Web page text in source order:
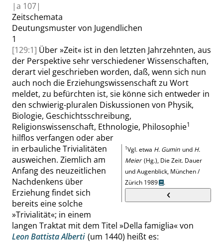
|a 107|
Zeitschemata
Deutungsmuster von Jugendlichen
1
[129:1] Über»Zeit« ist in den letzten Jahrzehnten, aus
der Perspektive sehr verschiedener Wissenschaften,
derart viel geschrieben worden, daß, wenn sich nun
auch noch die Erziehungswissenschaft zu Wort
meldet, zu befürchten ist, sie könne sich entweder in
den schwierig-pluralen Diskussionen von Physik,
Biologie, Geschichtsschreibung,
Religionswissenschaft, Ethnologie, Philosophie1
1Vgl. etwa H. Gumin und H.
Meier(Hg.), Die Zeit. Dauer
und Augenblick, München /
Zürich 1989
.
hilflos verfangen oder aber
in erbauliche Trivialitäten
ausweichen. Ziemlich am
Anfang des neuzeitlichen
Nachdenkens über
Erziehung findet sich
bereits eine solche
»Trivialität«; in einem
langen Traktat mit dem Titel »Della famiglia«von
Leon Battista Alberti (um 1440) heißt es: